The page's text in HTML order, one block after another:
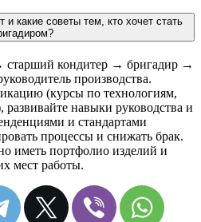
и какие советы тем, кто хочет стать
кондитер → бригадир →
производства.
(курсы по технологиям,
навыки руководства и
и стандартами
процессы и снижать брак.
иметь портфолио изделий и
мест работы.